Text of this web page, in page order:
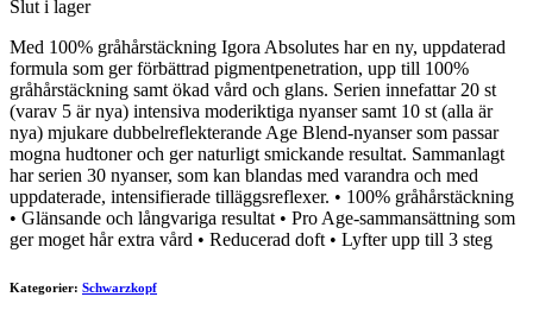
Slut i lager
Med 100% gråhårstäckning Igora Absolutes har en ny, uppdaterad
formula som ger förbättrad pigmentpenetration, upp till 100%
gråhårstäckning samt ökad vård och glans. Serien innefattar 20 st
(varav 5 är nya) intensiva moderiktiga nyanser samt 10 st (alla är
nya) mjukare dubbelreflekterande Age Blend-nyanser som passar
mogna hudtoner och ger naturligt smickande resultat. Sammanlagt
har serien 30 nyanser, som kan blandas med varandra och med
uppdaterade, intensifierade tilläggsreflexer. • 100% gråhårstäckning
• Glänsande och långvariga resultat • Pro Age-sammansättning som
ger moget hår extra vård • Reducerad doft • Lyfter upp till 3 steg
Kategorier: Schwarzkopf